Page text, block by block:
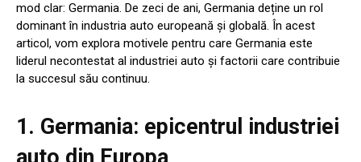
mod clar: Germania. De zeci de ani, Germania deține un rol
dominant în industria auto europeană și globală. În acest
articol, vom explora motivele pentru care Germania este
liderul necontestat al industriei auto și factorii care contribuie
la succesul său continuu.
1. Germania: epicentrul industriei